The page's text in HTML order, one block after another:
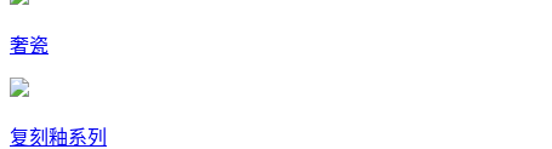
奢瓷
复刻釉系列